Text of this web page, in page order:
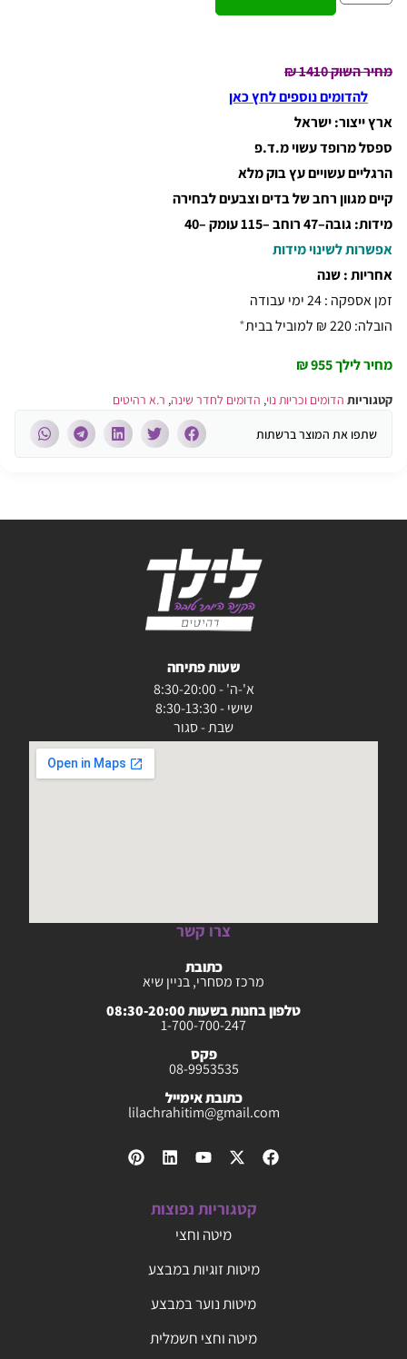
מחיר השוק 1410 ₪
להדומים נוספים לחץ כאן
ארץ ייצור: ישראל
ספסל מרופד עשוי מ.ד.פ
הרגליים עשויים עץ בוק מלא
קיים מגוון רחב של בדים וצבעים לבחירה
מידות: גובה–47 רוחב –115 עומק –40
אפשרות לשינוי מידות
אחריות : שנה
זמן אספקה : 24 ימי עבודה
הובלה: 220 ₪ למוביל בבית
*
מחיר לילך 955 ₪
קטגוריות הדומים וכריות נוי, הדומים לחדר שינה, ר.א רהיטים
שתפו את המוצר ברשתות
שעות פתיחה
א'-ה' - 8:30-20:00
שישי - 8:30-13:30
שבת - סגור
צרו קשר
כתובת
מרכז מסחרי, בניין שיא
טלפון בחנות בשעות 08:30-20:00
1-700-700-247
פקס
08-9953535
כתובת אימייל
lilachrahitim@gmail.com
קטגוריות נפוצות
מיטה וחצי
מיטות זוגיות במבצע
מיטות נוער במבצע
מיטה וחצי חשמלית